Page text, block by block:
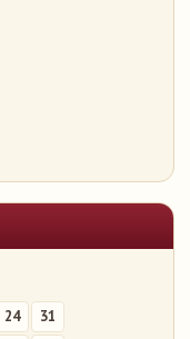
24
31